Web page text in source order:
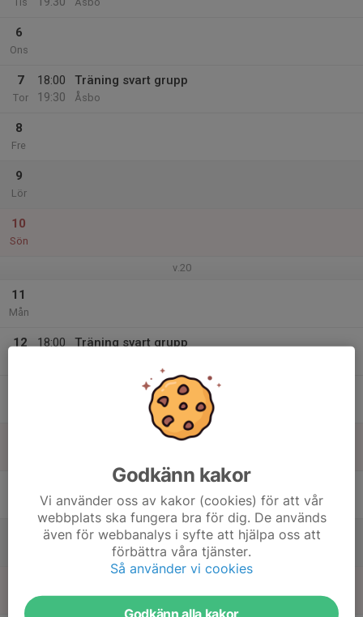
6
Ons
7
Tor
18:00
19:30
Träning svart grupp
Åsbo
8
Fre
9
Lör
10
Sön
v.20
11
Mån
12
18:00
Träning svart grupp
Godkänn kakor
Vi använder oss av kakor (cookies) för att vår
webbplats ska fungera bra för dig. De används
även för webbanalys i syfte att hjälpa oss att
förbättra våra tjänster.
Så använder vi cookies
Godkänn alla kakor